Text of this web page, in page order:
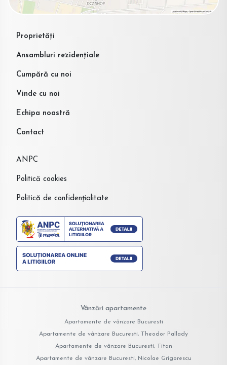
Proprietăți
Ansambluri rezidențiale
Cumpără cu noi
Vinde cu noi
Echipa noastră
Contact
ANPC
Politică cookies
Politică de confidențialitate
Vânzări apartamente
Apartamente de vânzare Bucuresti
Apartamente de vânzare Bucuresti, Theodor Pallady
Apartamente de vânzare Bucuresti, Titan
Apartamente de vânzare Bucuresti, Nicolae Grigorescu